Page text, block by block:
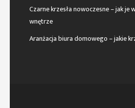
Czarne krzesła nowoczesne – jak je
wnętrze
Aranżacja biura domowego – jakie